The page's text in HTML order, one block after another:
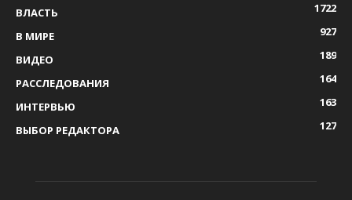
ВЛАСТЬ
1722
В МИРЕ
927
ВИДЕО
189
РАССЛЕДОВАНИЯ
164
ИНТЕРВЬЮ
163
ВЫБОР РЕДАКТОРА
127